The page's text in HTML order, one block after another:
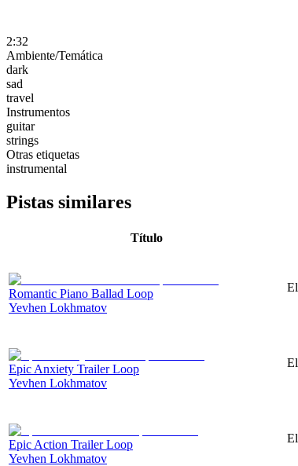
2:32
Ambiente/Temática
dark
sad
travel
Instrumentos
guitar
strings
Otras etiquetas
instrumental
Pistas similares
Título
Romantic Piano Ballad Loop
Yevhen Lokhmatov
Epic Anxiety Trailer Loop
Yevhen Lokhmatov
Epic Action Trailer Loop
Yevhen Lokhmatov